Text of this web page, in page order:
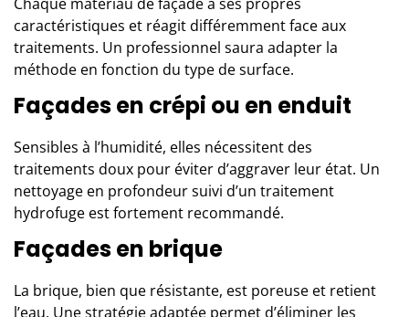
Chaque matériau de façade a ses propres
caractéristiques et réagit différemment face aux
traitements. Un professionnel saura adapter la
méthode en fonction du type de surface.
Façades en crépi ou en enduit
Sensibles à l’humidité, elles nécessitent des
traitements doux pour éviter d’aggraver leur état. Un
nettoyage en profondeur suivi d’un traitement
hydrofuge est fortement recommandé.
Façades en brique
La brique, bien que résistante, est poreuse et retient
l’eau. Une stratégie adaptée permet d’éliminer les